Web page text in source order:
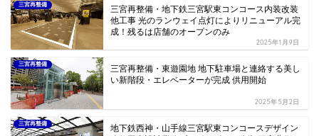
三宮再整備
三宮再整備・地下鉄三宮駅東コンコース内装改装
他工事 光のランウェイ点灯によりリニューアル完
成！残るは店舗のオープンのみ
2025年1月9日
三宮再整備
三宮再整備・東遊園地 地下駐車場と連絡する美し
い新階段・エレベーターが完成 供用開始
2025年5月2日
三宮再整備
地下鉄西神・山手線三宮駅東コンコースデザイン